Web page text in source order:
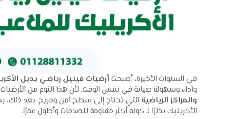
في السنوات الأخيرة، أصبحتأرضيات فينيل رياضي بديل
وأداء وسهولة صيانة في نفس الوقت. لأن هذا النوع من الأرضيات
والمراكز الرياضية التي تحتاج إلى سطح آمن ومريح. بعد ذلك،
الأكريليك نظرًا لـ كونه أكثر مقاومة للصدمات وأطول عمرًا.